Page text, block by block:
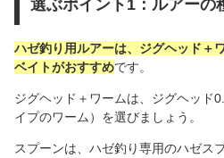
選ぶポイント1：ルアーの
ハゼ釣り用ルアーは、ジグヘッド＋
ベイトがおすすめです。
ジグヘッド＋ワームは、ジグヘッド
イプのワーム）を選びましょう。
スプーンは、ハゼ釣り専用のハゼス